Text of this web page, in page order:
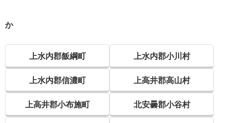
か
上水内郡飯綱町 上水内郡小川村
上水内郡信濃町 上高井郡高山村
上高井郡小布施町 北安曇郡小谷村